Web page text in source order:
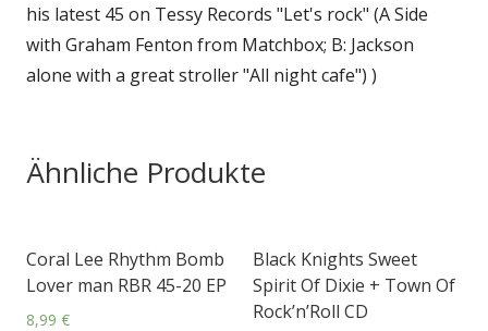
his latest 45 on Tessy Records "Let's rock" (A Side
with Graham Fenton from Matchbox; B: Jackson
alone with a great stroller "All night cafe") )
Ähnliche Produkte
Coral Lee Rhythm Bomb
Lover man RBR 45-20 EP
8,99 €
Black Knights Sweet
Spirit Of Dixie + Town Of
Rock’n’Roll CD